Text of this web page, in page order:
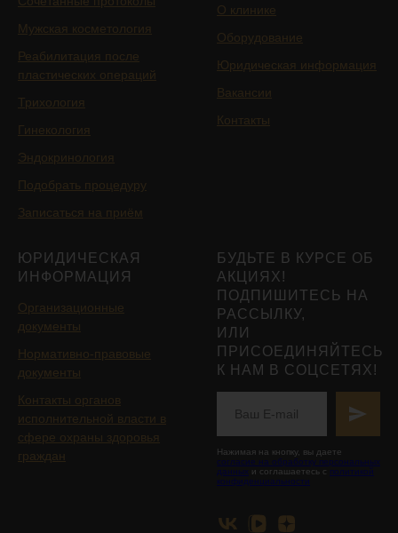
Мужская косметология
Реабилитация после
пластических операций
Трихология
Гинекология
Эндокринология
Подобрать процедуру
Записаться на приём
О клинике
Оборудование
Юридическая информация
Вакансии
Контакты
ЮРИДИЧЕСКАЯ
ИНФОРМАЦИЯ
Организационные
документы
Нормативно-правовые
документы
Контакты органов
исполнительной власти в
сфере охраны здоровья
граждан
БУДЬТЕ В КУРСЕ ОБ
АКЦИЯХ!
ПОДПИШИТЕСЬ НА
РАССЫЛКУ,
ИЛИ
ПРИСОЕДИНЯЙТЕСЬ
К НАМ В СОЦСЕТЯХ!
Нажимая на кнопку, вы даете
согласие на обработку персональных
данных и соглашаетесь с политикой
конфиденциальности